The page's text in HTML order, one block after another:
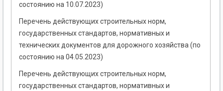
состоянию на 10.07.2023)
Перечень действующих строительных норм,
государственных стандартов, нормативных и
технических документов для дорожного хозяйства (по
состоянию на 04.05.2023)
Перечень действующих строительных норм,
государственных стандартов, нормативных и